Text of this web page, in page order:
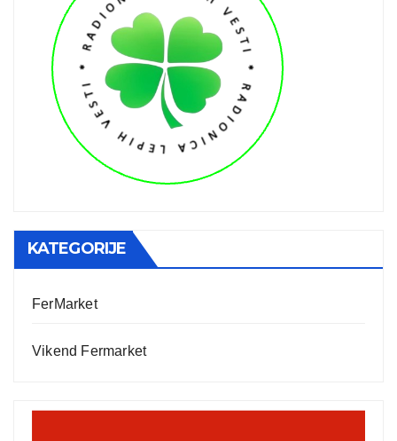
KATEGORIJE
FerMarket
Vikend Fermarket